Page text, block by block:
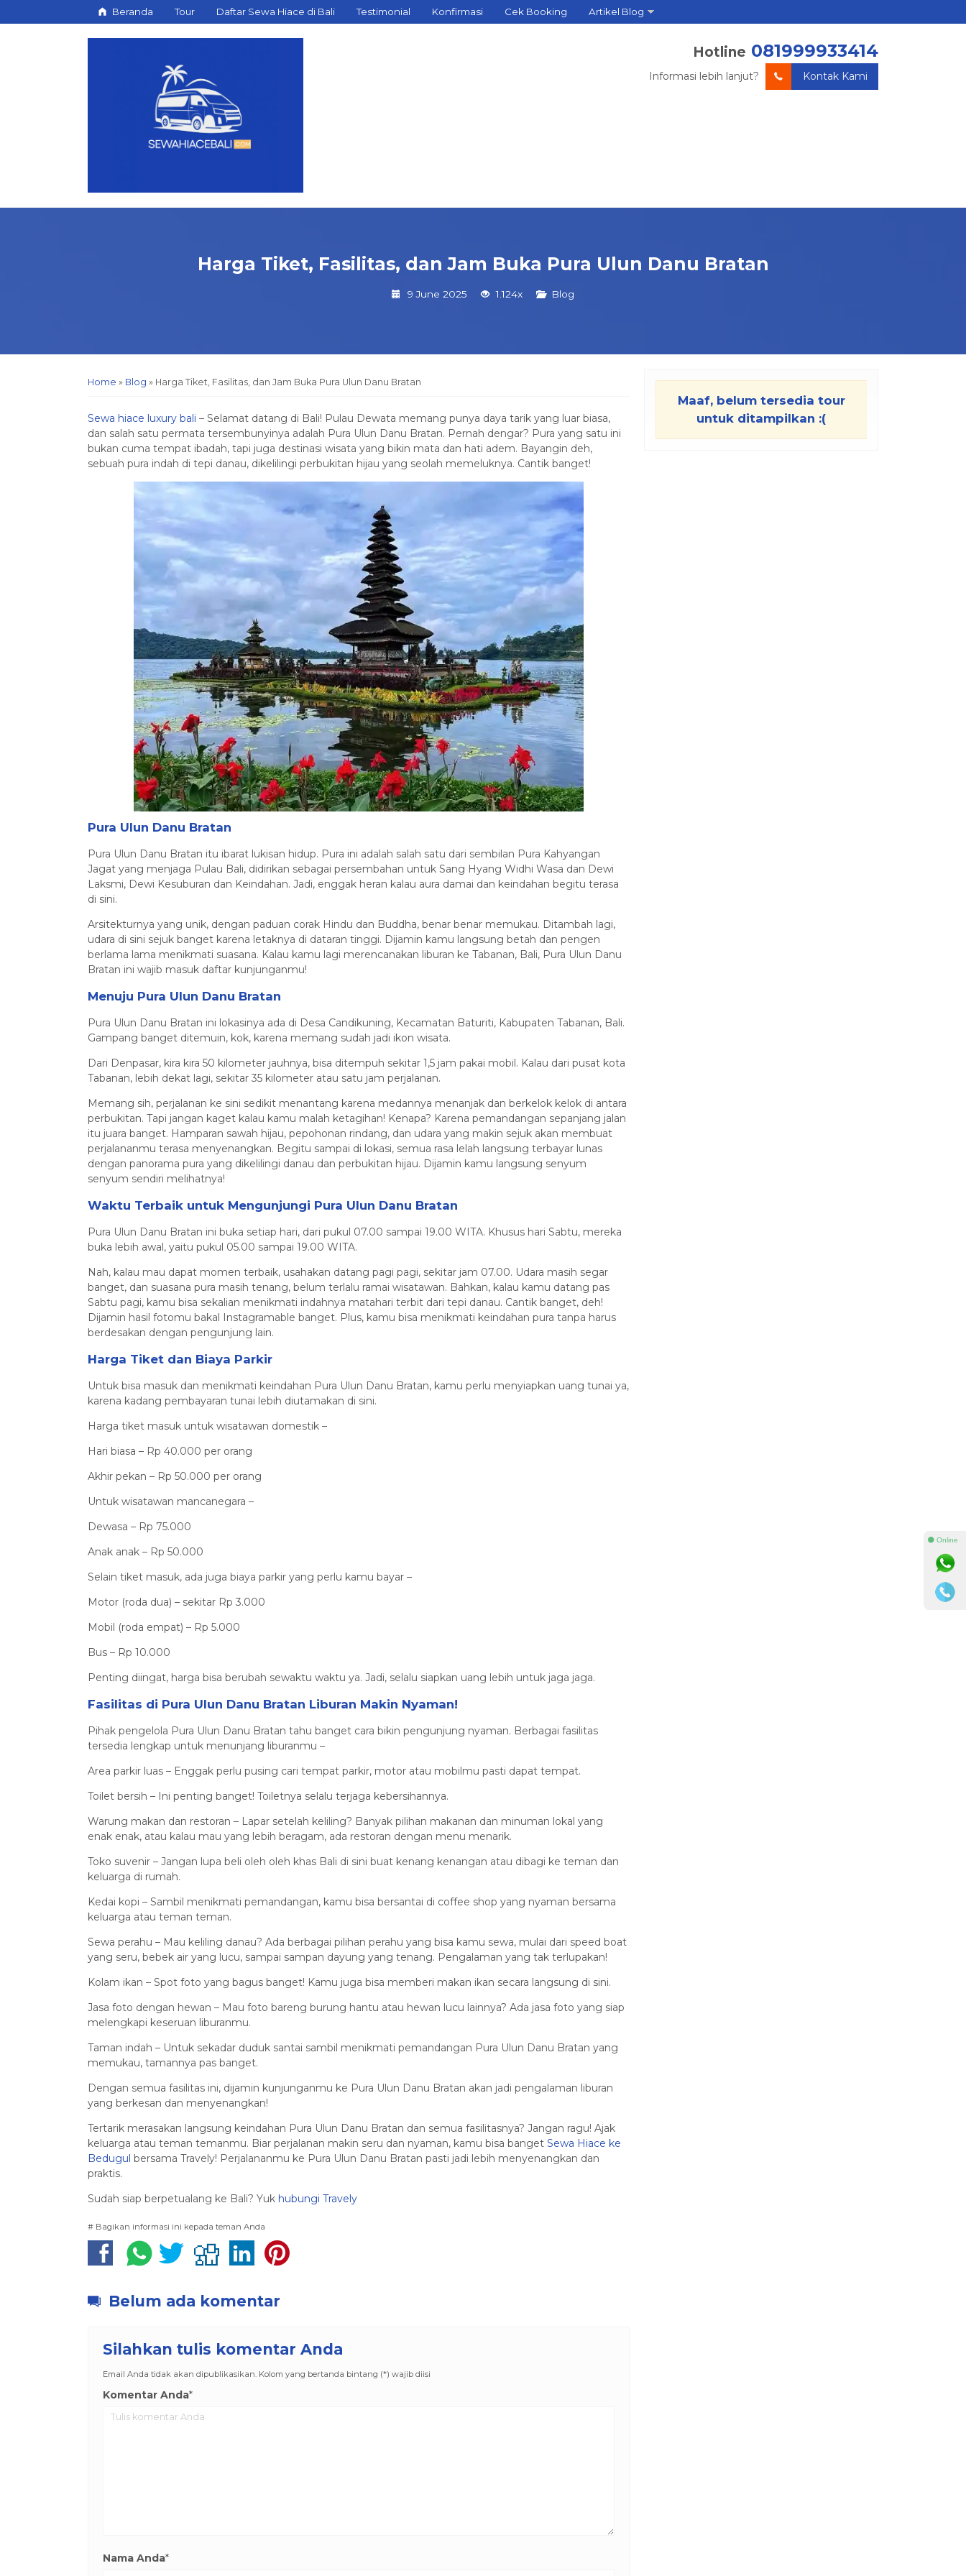
Beranda Tour Daftar Sewa Hiace di Bali Testimonial Konfirmasi Cek Booking Artikel Blog
Hotline 081999933414
Informasi lebih lanjut? Kontak Kami
Harga Tiket, Fasilitas, dan Jam Buka Pura Ulun Danu Bratan
9 June 2025 1.124x Blog
Home » Blog » Harga Tiket, Fasilitas, dan Jam Buka Pura Ulun Danu Bratan
Sewa hiace luxury bali – Selamat datang di Bali! Pulau Dewata memang punya daya tarik yang luar biasa,
dan salah satu permata tersembunyinya adalah Pura Ulun Danu Bratan. Pernah dengar? Pura yang satu ini
bukan cuma tempat ibadah, tapi juga destinasi wisata yang bikin mata dan hati adem. Bayangin deh,
sebuah pura indah di tepi danau, dikelilingi perbukitan hijau yang seolah memeluknya. Cantik banget!
Pura Ulun Danu Bratan
Pura Ulun Danu Bratan itu ibarat lukisan hidup. Pura ini adalah salah satu dari sembilan Pura Kahyangan
Jagat yang menjaga Pulau Bali, didirikan sebagai persembahan untuk Sang Hyang Widhi Wasa dan Dewi
Laksmi, Dewi Kesuburan dan Keindahan. Jadi, enggak heran kalau aura damai dan keindahan begitu terasa
di sini.
Arsitekturnya yang unik, dengan paduan corak Hindu dan Buddha, benar benar memukau. Ditambah lagi,
udara di sini sejuk banget karena letaknya di dataran tinggi. Dijamin kamu langsung betah dan pengen
berlama lama menikmati suasana. Kalau kamu lagi merencanakan liburan ke Tabanan, Bali, Pura Ulun Danu
Bratan ini wajib masuk daftar kunjunganmu!
Menuju Pura Ulun Danu Bratan
Pura Ulun Danu Bratan ini lokasinya ada di Desa Candikuning, Kecamatan Baturiti, Kabupaten Tabanan, Bali.
Gampang banget ditemuin, kok, karena memang sudah jadi ikon wisata.
Dari Denpasar, kira kira 50 kilometer jauhnya, bisa ditempuh sekitar 1,5 jam pakai mobil. Kalau dari pusat kota
Tabanan, lebih dekat lagi, sekitar 35 kilometer atau satu jam perjalanan.
Memang sih, perjalanan ke sini sedikit menantang karena medannya menanjak dan berkelok kelok di antara
perbukitan. Tapi jangan kaget kalau kamu malah ketagihan! Kenapa? Karena pemandangan sepanjang jalan
itu juara banget. Hamparan sawah hijau, pepohonan rindang, dan udara yang makin sejuk akan membuat
perjalananmu terasa menyenangkan. Begitu sampai di lokasi, semua rasa lelah langsung terbayar lunas
dengan panorama pura yang dikelilingi danau dan perbukitan hijau. Dijamin kamu langsung senyum
senyum sendiri melihatnya!
Waktu Terbaik untuk Mengunjungi Pura Ulun Danu Bratan
Pura Ulun Danu Bratan ini buka setiap hari, dari pukul 07.00 sampai 19.00 WITA. Khusus hari Sabtu, mereka
buka lebih awal, yaitu pukul 05.00 sampai 19.00 WITA.
Nah, kalau mau dapat momen terbaik, usahakan datang pagi pagi, sekitar jam 07.00. Udara masih segar
banget, dan suasana pura masih tenang, belum terlalu ramai wisatawan. Bahkan, kalau kamu datang pas
Sabtu pagi, kamu bisa sekalian menikmati indahnya matahari terbit dari tepi danau. Cantik banget, deh!
Dijamin hasil fotomu bakal Instagramable banget. Plus, kamu bisa menikmati keindahan pura tanpa harus
berdesakan dengan pengunjung lain.
Harga Tiket dan Biaya Parkir
Untuk bisa masuk dan menikmati keindahan Pura Ulun Danu Bratan, kamu perlu menyiapkan uang tunai ya,
karena kadang pembayaran tunai lebih diutamakan di sini.
Harga tiket masuk untuk wisatawan domestik –
Hari biasa – Rp 40.000 per orang
Akhir pekan – Rp 50.000 per orang
Untuk wisatawan mancanegara –
Dewasa – Rp 75.000
Anak anak – Rp 50.000
Selain tiket masuk, ada juga biaya parkir yang perlu kamu bayar –
Motor (roda dua) – sekitar Rp 3.000
Mobil (roda empat) – Rp 5.000
Bus – Rp 10.000
Penting diingat, harga bisa berubah sewaktu waktu ya. Jadi, selalu siapkan uang lebih untuk jaga jaga.
Fasilitas di Pura Ulun Danu Bratan Liburan Makin Nyaman!
Pihak pengelola Pura Ulun Danu Bratan tahu banget cara bikin pengunjung nyaman. Berbagai fasilitas
tersedia lengkap untuk menunjang liburanmu –
Area parkir luas – Enggak perlu pusing cari tempat parkir, motor atau mobilmu pasti dapat tempat.
Toilet bersih – Ini penting banget! Toiletnya selalu terjaga kebersihannya.
Warung makan dan restoran – Lapar setelah keliling? Banyak pilihan makanan dan minuman lokal yang
enak enak, atau kalau mau yang lebih beragam, ada restoran dengan menu menarik.
Toko suvenir – Jangan lupa beli oleh oleh khas Bali di sini buat kenang kenangan atau dibagi ke teman dan
keluarga di rumah.
Kedai kopi – Sambil menikmati pemandangan, kamu bisa bersantai di coffee shop yang nyaman bersama
keluarga atau teman teman.
Sewa perahu – Mau keliling danau? Ada berbagai pilihan perahu yang bisa kamu sewa, mulai dari speed boat
yang seru, bebek air yang lucu, sampai sampan dayung yang tenang. Pengalaman yang tak terlupakan!
Kolam ikan – Spot foto yang bagus banget! Kamu juga bisa memberi makan ikan secara langsung di sini.
Jasa foto dengan hewan – Mau foto bareng burung hantu atau hewan lucu lainnya? Ada jasa foto yang siap
melengkapi keseruan liburanmu.
Taman indah – Untuk sekadar duduk santai sambil menikmati pemandangan Pura Ulun Danu Bratan yang
memukau, tamannya pas banget.
Dengan semua fasilitas ini, dijamin kunjunganmu ke Pura Ulun Danu Bratan akan jadi pengalaman liburan
yang berkesan dan menyenangkan!
Tertarik merasakan langsung keindahan Pura Ulun Danu Bratan dan semua fasilitasnya? Jangan ragu! Ajak
keluarga atau teman temanmu. Biar perjalanan makin seru dan nyaman, kamu bisa banget Sewa Hiace ke
Bedugul bersama Travely! Perjalananmu ke Pura Ulun Danu Bratan pasti jadi lebih menyenangkan dan
praktis.
Sudah siap berpetualang ke Bali? Yuk hubungi Travely
# Bagikan informasi ini kepada teman Anda
Belum ada komentar
Silahkan tulis komentar Anda
Email Anda tidak akan dipublikasikan. Kolom yang bertanda bintang (*) wajib diisi
Komentar Anda*
Nama Anda*
Maaf, belum tersedia tour
untuk ditampilkan :(
⚫ Online